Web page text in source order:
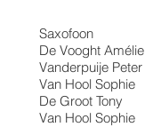
Saxofoon
De Vooght Amélie
Vanderpuije Peter
Van Hool Sophie
De Groot Tony
Van Hool Sophie